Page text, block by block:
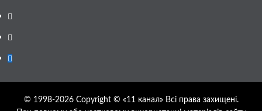
Instagram
Twitter
Google
© 1998-2026 Copyright © «11 канал» Всі права захищені.